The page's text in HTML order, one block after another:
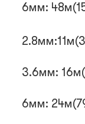
6мм:
3.6мм:
6мм: